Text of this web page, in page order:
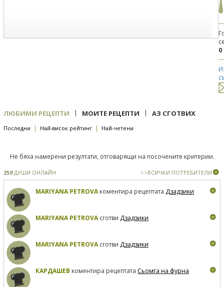
0
ЛЮБИМИ РЕЦЕПТИ | МОИТЕ РЕЦЕПТИ | АЗ СГОТВИХ
Последни | Най-висок рейтинг | Най-четени
Не бяха намерени резултати, отговарящи на посочените критерии.
259ДУШИ ОНЛАЙН >>ВСИЧКИ ПОТРЕБИТЕЛИ
MARIYANA PETROVAкоментира рецептата Дзадзики
MARIYANA PETROVAсготви Дзадзики
MARIYANA PETROVAсготви Дзадзики
КАРДАШЕВ коментира рецептата Сьомга на фурна